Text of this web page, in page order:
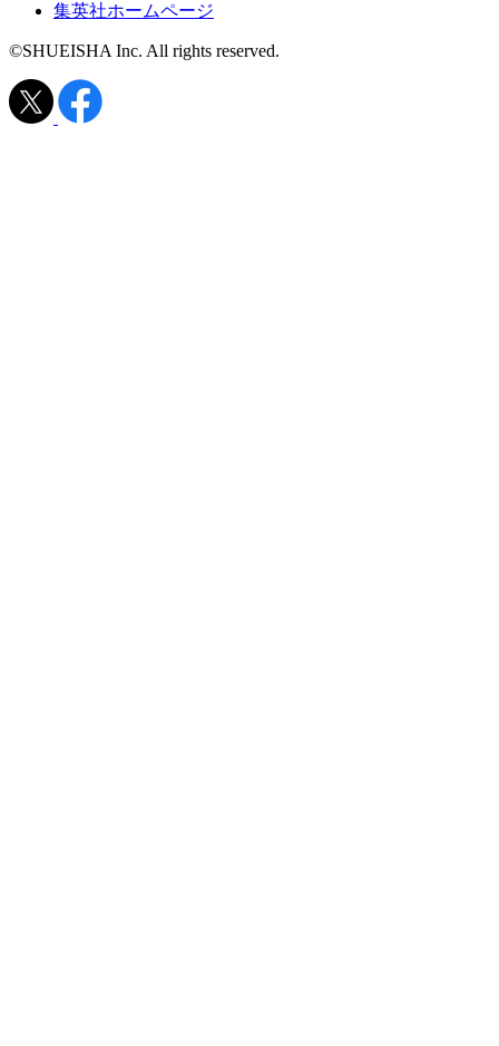
集英社ホームページ
©SHUEISHA Inc. All rights reserved.